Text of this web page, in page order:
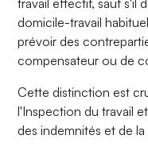
travail effectif, sauf s'il
domicile-travail
prévoir des
compensateur ou de
Cette distinction est
l'Inspection du travail
des indemnités et de